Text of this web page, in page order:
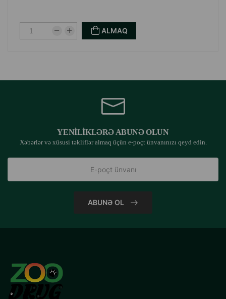
ALMAQ
YENILIKLƏRƏ ABUNƏ OLUN
Xəbərlər və xüsusi təkliflər almaq üçün e-poçt ünvanınızı qeyd edin.
ABUNƏ OL